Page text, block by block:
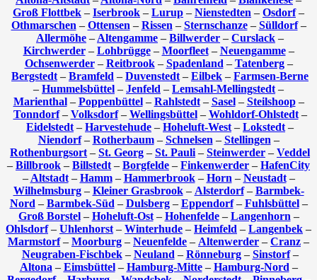
Groß Flottbek – Iserbrook – Lurup – Nienstedten – Osdorf–
Othmarschen – Ottensen – Rissen – Sternschanze– Sülldorf–
Allermöhe – Altengamme – Billwerder – Curslack –
Kirchwerder– Lohbrügge– Moorfleet– Neuengamme–
Ochsenwerder– Reitbrook– Spadenland – Tatenberg–
Bergstedt – Bramfeld – Duvenstedt – Eilbek – Farmsen-Berne
– Hummelsbüttel – Jenfeld – Lemsahl-Mellingstedt –
Marienthal– Poppenbüttel– Rahlstedt– Sasel– Steilshoop–
Tonndorf– Volksdorf– Wellingsbüttel– Wohldorf-Ohlstedt–
Eidelstedt – Harvestehude – Hoheluft-West – Lokstedt –
Niendorf– Rotherbaum– Schnelsen – Stellingen –
Rothenburgsort – St. Georg – St. Pauli – Steinwerder – Veddel
– Billbrook – Billstedt – Borgfelde – Finkenwerder – HafenCity
– Altstadt– Hamm– Hammerbrook– Horn – Neustadt–
Wilhelmsburg– Kleiner Grasbrook– Alsterdorf– Barmbek-
Nord – Barmbek-Süd – Dulsberg– Eppendorf– Fuhlsbüttel–
Groß Borstel– Hoheluft-Ost– Hohenfelde– Langenhorn –
Ohlsdorf– Uhlenhorst – Winterhude – Heimfeld – Langenbek –
Marmstorf– Moorburg – Neuenfelde – Altenwerder – Cranz –
Neugraben-Fischbek– Neuland – Rönneburg– Sinstorf–
Altona – Eimsbüttel– Hamburg-Mitte– Hamburg-Nord –